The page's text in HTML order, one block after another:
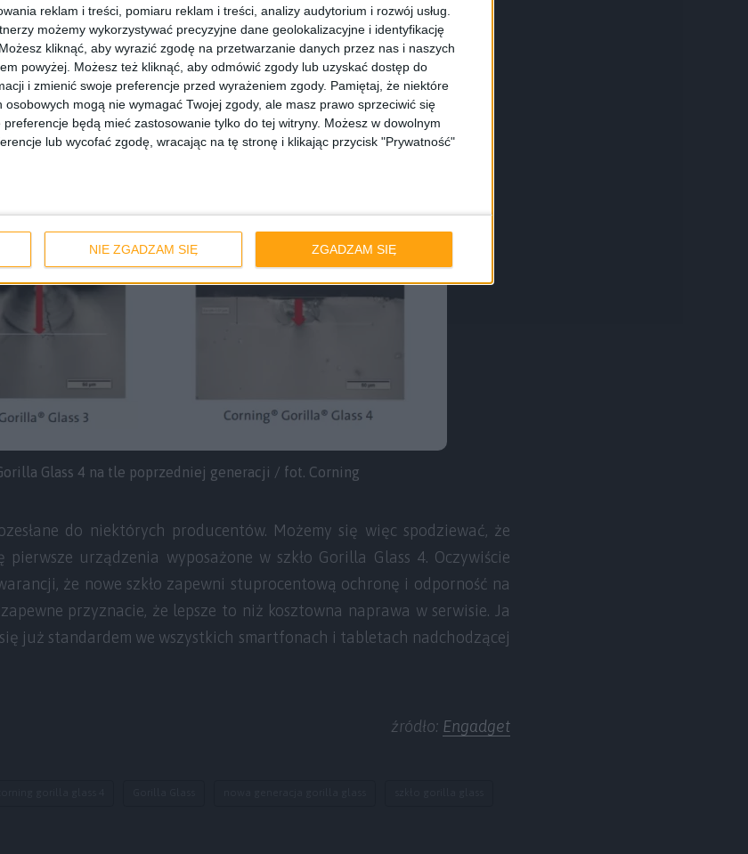
reklam i treści, pomiaru reklam i treści, analizy audytorium i rozwój usług.
możemy wykorzystywać precyzyjne dane geolokalizacyjne i identyfikację
kliknąć, aby wyrazić zgodę na przetwarzanie danych przez nas i naszych
powyżej. Możesz też kliknąć, aby odmówić zgody lub uzyskać dostęp do
i zmienić swoje preferencje przed wyrażeniem zgody. Pamiętaj, że niektóre
mogą nie wymagać Twojej zgody, ale masz prawo sprzeciwić się
będą mieć zastosowanie tylko do tej witryny. Możesz w dowolnym
lub wycofać zgodę, wracając na tę stronę i klikając przycisk "Prywatność"
NIE ZGADZAM SIĘ ZGADZAM SIĘ
Glass 4 na tle poprzedniej generacji / fot. Corning
do niektórych producentów. Możemy się więc spodziewać, że
urządzenia wyposażone w szkło Gorilla Glass 4. Oczywiście
że nowe szkło zapewni stuprocentową ochronę i odporność na
przyznacie, że lepsze to niż kosztowna naprawa w serwisie. Ja
się już standardem we wszystkich smartfonach i tabletach nadchodzącej
źródło: Engadget